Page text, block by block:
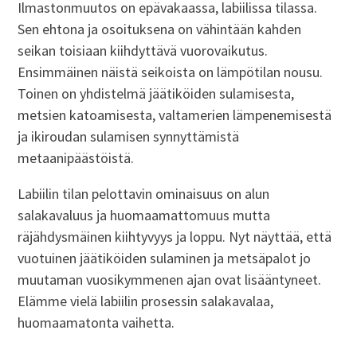
Ilmastonmuutos on epävakaassa, labiilissa tilassa.
Sen ehtona ja osoituksena on vähintään kahden
seikan toisiaan kiihdyttävä vuorovaikutus.
Ensimmäinen näistä seikoista on lämpötilan nousu.
Toinen on yhdistelmä jäätiköiden sulamisesta,
metsien katoamisesta, valtamerien lämpenemisestä
ja ikiroudan sulamisen synnyttämistä
metaanipäästöistä.
Labiilin tilan pelottavin ominaisuus on alun
salakavaluus ja huomaamattomuus mutta
räjähdysmäinen kiihtyvyys ja loppu. Nyt näyttää, että
vuotuinen jäätiköiden sulaminen ja metsäpalot jo
muutaman vuosikymmenen ajan ovat lisääntyneet.
Elämme vielä labiilin prosessin salakavalaa,
huomaamatonta vaihetta.